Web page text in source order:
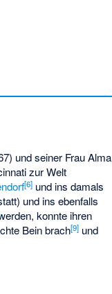
und seiner Frau Alma
zur Welt
[6] und ins damals
) und ins ebenfalls
konnte ihren
Bein brach[9] und